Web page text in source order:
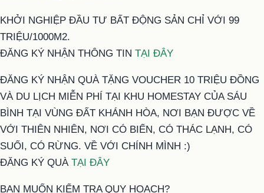
KHỞI NGHIỆP ĐẦU TƯ BẤT ĐỘNG SẢN CHỈ VỚI 99
TRIỆU/1000M2.
ĐĂNG KÝ NHẬN THÔNG TIN TẠI ĐÂY
ĐĂNG KÝ NHẬN QUÀ TẶNG VOUCHER 10 TRIỆU ĐỒNG
VÀ DU LỊCH MIỄN PHÍ TẠI KHU HOMESTAY CỦA SÁU
BÌNH TẠI VÙNG ĐẤT KHÁNH HÒA, NƠI BẠN ĐƯỢC VỀ
VỚI THIÊN NHIÊN, NƠI CÓ BIỂN, CÓ THÁC LẠNH, CÓ
SUỐI, CÓ RỪNG. VỀ VỚI CHÍNH MÌNH :)
ĐĂNG KÝ QUÀ TẠI ĐÂY
BẠN MUỐN KIỂM TRA QUY HOẠCH?